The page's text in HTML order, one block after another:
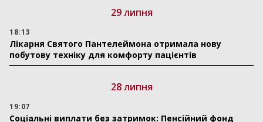
29 липня
18:13
Лікарня Святого Пантелеймона отримала нову
побутову техніку для комфорту пацієнтів
28 липня
19:07
Соціальні виплати без затримок: Пенсійний фонд